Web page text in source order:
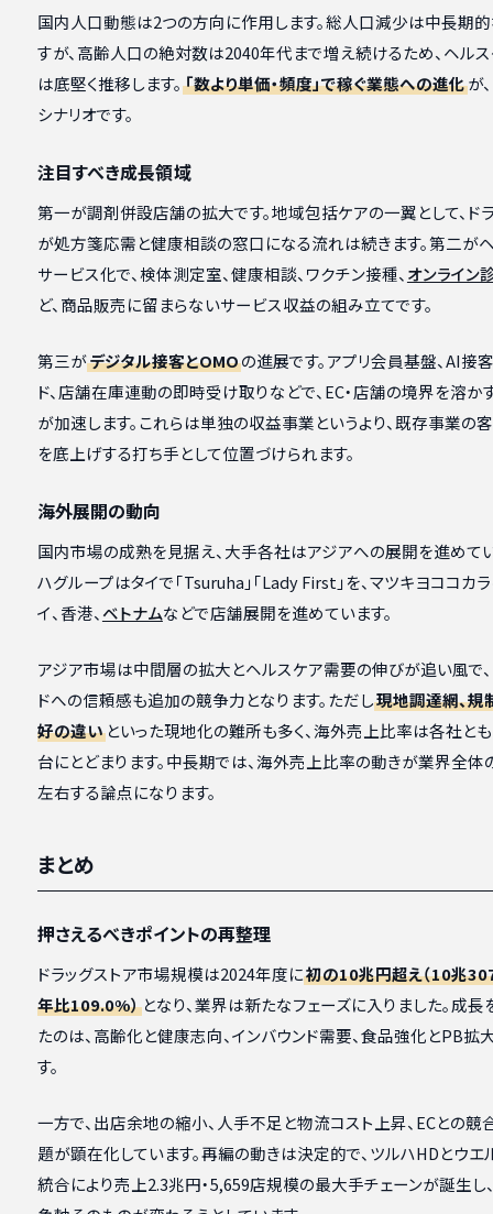
国内人口動態は2つの方向に作用します。総人口減少は中長期
すが、高齢人口の絶対数は2040年代まで増え続けるため、ヘル
は底堅く推移します。 「数より単価・頻度」で稼ぐ業態への進化が
シナリオです。
注目すべき成長領域
第一が調剤併設店舗の拡大です。地域包括ケアの一翼として、ド
が処方箋応需と健康相談の窓口になる流れは続きます。第二が
サービス化で、検体測定室、健康相談、ワクチン接種、 オンライン
ど、商品販売に留まらないサービス収益の組み立てです。
第三がデジタル接客とOMOの進展です。アプリ会員基盤、AI接
ド、店舗在庫連動の即時受け取りなどで、EC・店舗の境界を溶か
が加速します。これらは単独の収益事業というより、既存事業の
を底上げする打ち手として位置づけられます。
海外展開の動向
国内市場の成熟を見据え、大手各社はアジアへの展開を進めて
ハグループはタイで「Tsuruha」「Lady First」を、マツキヨココカ
イ、香港、 ベトナムなどで店舗展開を進めています。
アジア市場は中間層の拡大とヘルスケア需要の伸びが追い風で
ドへの信頼感も追加の競争力となります。ただし現地調達網、規
好の違いといった現地化の難所も多く、海外売上比率は各社と
台にとどまります。中長期では、海外売上比率の動きが業界全体
左右する論点になります。
まとめ
押さえるべきポイントの再整理
ドラッグストア市場規模は2024年度に初の10兆円超え（10兆
年比109.0%）となり、業界は新たなフェーズに入りました。成長
たのは、高齢化と健康志向、インバウンド需要、食品強化とPB拡
す。
一方で、出店余地の縮小、人手不足と物流コスト上昇、ECとの競
題が顕在化しています。再編の動きは決定的で、ツルハHDとウエ
統合により売上2.3兆円・5,659店規模の最大手チェーンが誕生し